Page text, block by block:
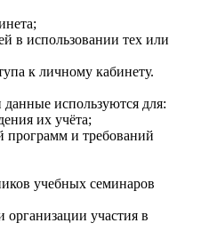
в использовании тех или
к личному кабинету.
используются для:
их учёта;
программ и требований
учебных семинаров
организации участия в